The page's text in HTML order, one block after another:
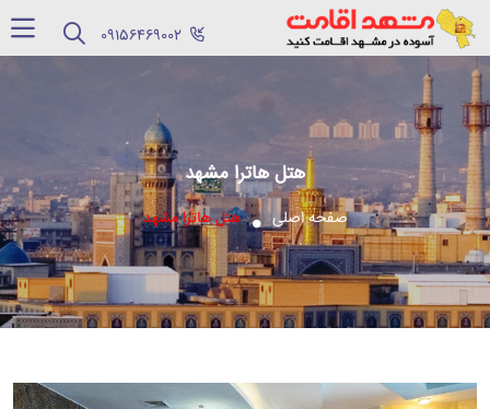
هتل هاترا مشهد
صفحه اصلی هتل هاترا مشهد